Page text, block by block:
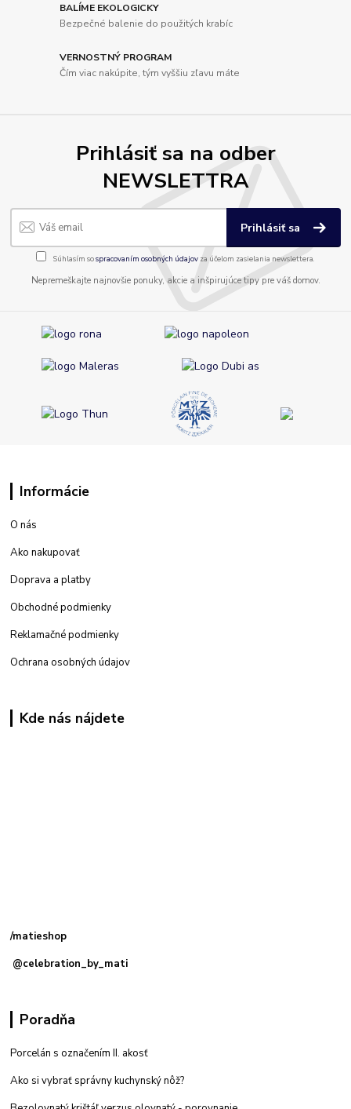
BALÍME EKOLOGICKY
Bezpečné balenie do použitých krabíc
VERNOSTNÝ PROGRAM
Čím viac nakúpite, tým vyššiu zľavu máte
Prihlásiť sa na odber
NEWSLETTRA
Prihlásiť sa
Súhlasím sospracovaním osobných údajov za účelom zasielania newslettera.
Nepremeškajte najnovšie ponuky, akcie a inšpirujúce tipy pre váš domov.
Informácie
O nás
Ako nakupovať
Doprava a platby
Obchodné podmienky
Reklamačné podmienky
Ochrana osobných údajov
Kde nás nájdete
/matieshop
@celebration_by_mati
Poradňa
Porcelán s označením II. akosť
Ako si vybrať správny kuchynský nôž?